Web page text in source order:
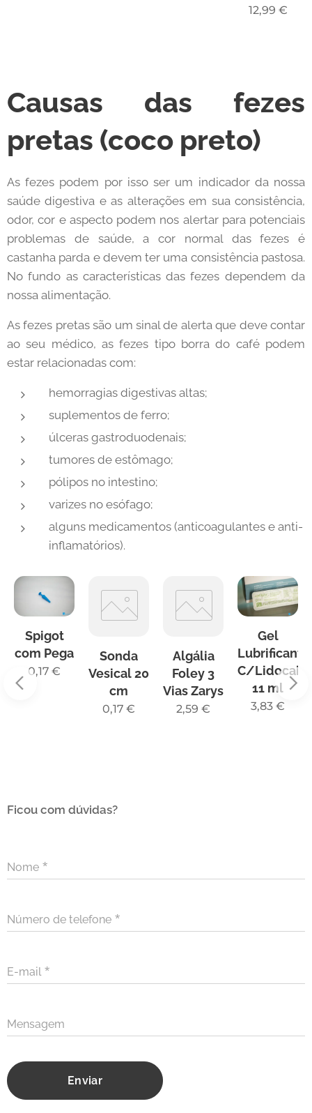
12,99 €
Causas das fezes
pretas (coco preto)
As fezes podem por isso ser um indicador da nossa
saúde digestiva e as alterações em sua consistência,
odor, cor e aspecto podem nos alertar para potenciais
problemas de saúde, a cor normal das fezes é
castanha parda e devem ter uma consistência pastosa.
No fundo as características das fezes dependem da
nossa alimentação.
As fezes pretas são um sinal de alerta que deve contar
ao seu médico, as fezes tipo borra do café podem
estar relacionadas com:
hemorragias digestivas altas;
suplementos de ferro;
úlceras gastroduodenais;
tumores de estômago;
pólipos no intestino;
varizes no esófago;
alguns medicamentos (anticoagulantes e anti-
inflamatórios).
Spigot
com Pega
0,17 €
Sonda
Vesical 20
cm
0,17 €
Algália
Foley 3
Vias Zarys
2,59 €
Gel
Lubrificante
C/
11 ml
3,83 €
Ficou com dúvidas?
Nome
Número de telefone
E-mail
Mensagem
Enviar